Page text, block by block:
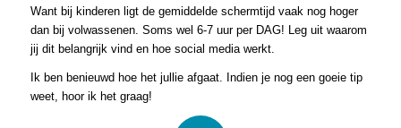
Want bij kinderen ligt de gemiddelde schermtijd vaak nog hoger
dan bij volwassenen. Soms wel 6-7 uur per DAG! Leg uit waarom
jij dit belangrijk vind en hoe social media werkt.
Ik ben benieuwd hoe het jullie afgaat. Indien je nog een goeie tip
weet, hoor ik het graag!